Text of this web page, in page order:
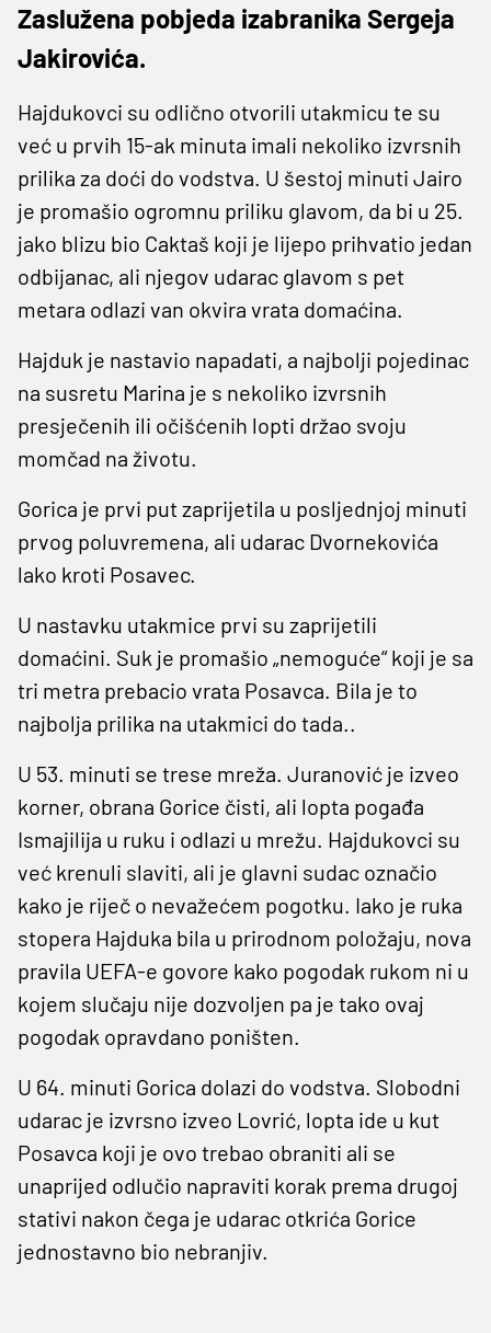
Zaslužena pobjeda izabranika Sergeja
Jakirovića.
Hajdukovci su odlično otvorili utakmicu te su
već u prvih 15-ak minuta imali nekoliko izvrsnih
prilika za doći do vodstva. U šestoj minuti Jairo
je promašio ogromnu priliku glavom, da bi u 25.
jako blizu bio Caktaš koji je lijepo prihvatio jedan
odbijanac, ali njegov udarac glavom s pet
metara odlazi van okvira vrata domaćina.
Hajduk je nastavio napadati, a najbolji pojedinac
na susretu Marina je s nekoliko izvrsnih
presječenih ili očišćenih lopti držao svoju
momčad na životu.
Gorica je prvi put zaprijetila u posljednjoj minuti
prvog poluvremena, ali udarac Dvornekovića
lako kroti Posavec.
U nastavku utakmice prvi su zaprijetili
domaćini. Suk je promašio „nemoguće“ koji je sa
tri metra prebacio vrata Posavca. Bila je to
najbolja prilika na utakmici do tada..
U 53. minuti se trese mreža. Juranović je izveo
korner, obrana Gorice čisti, ali lopta pogađa
Ismajilija u ruku i odlazi u mrežu. Hajdukovci su
već krenuli slaviti, ali je glavni sudac označio
kako je riječ o nevažećem pogotku. Iako je ruka
stopera Hajduka bila u prirodnom položaju, nova
pravila UEFA-e govore kako pogodak rukom ni u
kojem slučaju nije dozvoljen pa je tako ovaj
pogodak opravdano poništen.
U 64. minuti Gorica dolazi do vodstva. Slobodni
udarac je izvrsno izveo Lovrić, lopta ide u kut
Posavca koji je ovo trebao obraniti ali se
unaprijed odlučio napraviti korak prema drugoj
stativi nakon čega je udarac otkrića Gorice
jednostavno bio nebranjiv.